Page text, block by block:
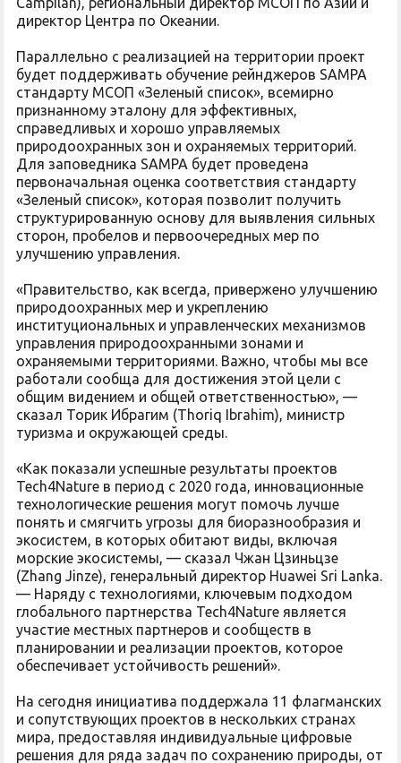
директор Центра по Океании.
Параллельно с реализацией на территории проект
будет поддерживать обучение рейнджеров SAMPA
стандарту МСОП «Зеленый список», всемирно
признанному эталону для эффективных,
справедливых и хорошо управляемых
природоохранных зон и охраняемых территорий.
Для заповедника SAMPA будет проведена
первоначальная оценка соответствия стандарту
«Зеленый список», которая позволит получить
структурированную основу для выявления сильных
сторон, пробелов и первоочередных мер по
улучшению управления.
«Правительство, как всегда, привержено улучшению
природоохранных мер и укреплению
институциональных и управленческих механизмов
управления природоохранными зонами и
охраняемыми территориями. Важно, чтобы мы все
работали сообща для достижения этой цели с
общим видением и общей ответственностью», —
сказал Торик Ибрагим (Thoriq Ibrahim), министр
туризма и окружающей среды.
«Как показали успешные результаты проектов
Tech4Nature в период с 2020 года, инновационные
технологические решения могут помочь лучше
понять и смягчить угрозы для биоразнообразия и
экосистем, в которых обитают виды, включая
морские экосистемы, — сказал Чжан Цзиньцзе
(Zhang Jinze), генеральный директор Huawei Sri Lanka.
— Наряду с технологиями, ключевым подходом
глобального партнерства Tech4Nature является
участие местных партнеров и сообществ в
планировании и реализации проектов, которое
обеспечивает устойчивость решений».
На сегодня инициатива поддержала 11 флагманских
и сопутствующих проектов в нескольких странах
мира, предоставляя индивидуальные цифровые
решения для ряда задач по сохранению природы, от